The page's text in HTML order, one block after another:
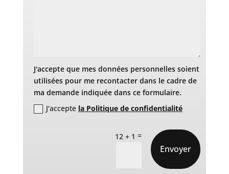
J'accepte que mes données personnelles soient
utilisées pour me recontacter dans le cadre de
ma demande indiquée dans ce formulaire.
J'accepte la Politique de confidentialité
12 + 1 =
Envoyer